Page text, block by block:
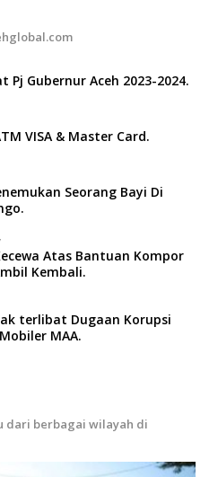
Pj Gubernur Aceh 2023-2024.
VISA & Master Card.
Seorang Bayi Di
Atas Bantuan Kompor
Kembali.
terlibat Dugaan Korupsi
MAA.
dari berbagai wilayah di